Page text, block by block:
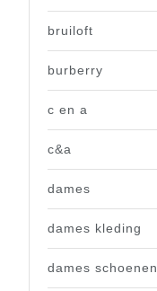
bruiloft
burberry
c en a
c&a
dames
dames kleding
dames schoenen